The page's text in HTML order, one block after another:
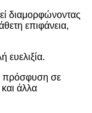
διαμορφώνοντας
επιφάνεια,
πρόσφυση σε
άλλα